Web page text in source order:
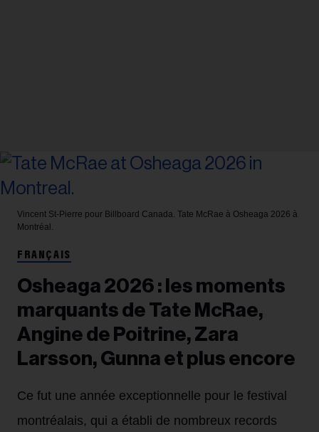
Vincent St-Pierre pour Billboard Canada. Tate McRae à Osheaga 2026 à
Montréal.
FRANÇAIS
Osheaga 2026 : les moments
marquants de Tate McRae,
Angine de Poitrine, Zara
Larsson, Gunna et plus encore
Ce fut une année exceptionnelle pour le festival
montréalais, qui a établi de nombreux records